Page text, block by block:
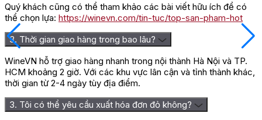
Quý khách cũng có thể tham khảo các bài viết hữu ích để có
thể chọn lựa: https://winevn.com/tin-tuc/top-san-pham-hot
3. Thời gian giao hàng trong bao lâu?
WineVN hỗ trợ giao hàng nhanh trong nội thành Hà Nội và TP.
HCM khoảng 2 giờ. Với các khu vực lân cận và tỉnh thành khác,
thời gian từ 2-4 ngày tùy địa điểm.
3. Tôi có thể yêu cầu xuất hóa đơn đỏ không?